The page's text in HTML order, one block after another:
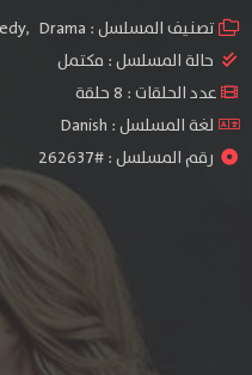
تصنيف المسلسل : , Drama
حالة المسلسل : مكتمل
عدد الحلقات : 8 حلقة
لغة المسلسل : Danish
رقم المسلسل : #262637